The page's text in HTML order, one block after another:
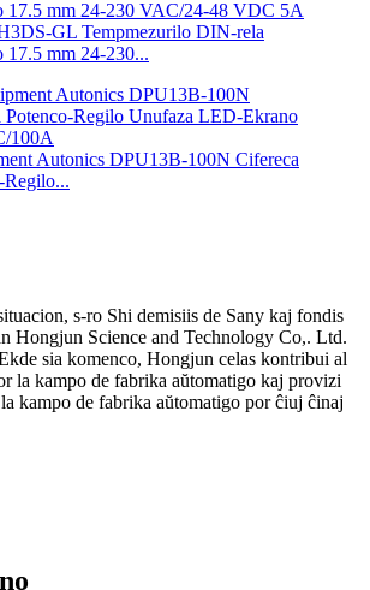
GL Tempmezurilo DIN-rela
17.5 mm 24-230...
Autonics DPU13B-100N Cifereca
Regilo...
s-ro Shi demisiis de Sany kaj fondis
Hongjun Science and Technology Co,. Ltd.
sia komenco, Hongjun celas kontribui al
la kampo de fabrika aŭtomatigo kaj provizi
kampo de fabrika aŭtomatigo por ĉiuj ĉinaj